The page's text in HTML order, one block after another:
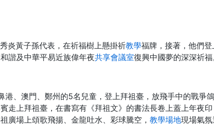
炎黃子孫代表，在祈福樹上懸掛祈教學福牌，接著，他們
諧及中華平易近族偉年夜共享會議室復興中國夢的深深祈福
港、澳門、鄭州的5名兒童，登上拜祖臺，放飛手中的戰爭
走上拜祖臺，在書寫有《拜祖文》的書法長卷上蓋上年夜
廣場上頌歌飛揚、金龍吐水、彩球騰空， 教學場地現場氣